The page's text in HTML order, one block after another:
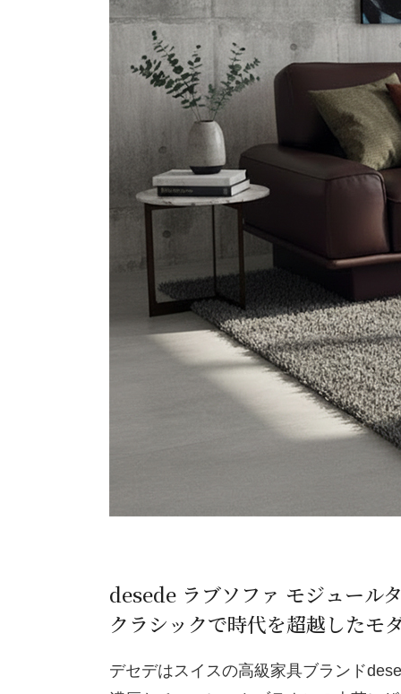
desede ラブソファ モジュール
クラシックで時代を超越したモ
デセデはスイスの高級家具ブランド